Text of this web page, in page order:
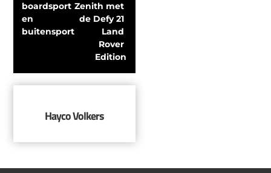
boardsport
en
buitensport
Zenith met
de Defy 21
Land
Rover
Edition
Hayco Volkers